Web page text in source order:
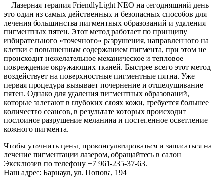
Лазерная терапия FriendlyLight NEO на сегодняшний день –
это один из самых действенных и безопасных способов для
лечения большинства пигментных образований и удаления
пигментных пятен. Этот метод работает по принципу
избирательного «точечного» разрушения, направленного на
клетки с повышенным содержанием пигмента, при этом не
происходит нежелательное механическое и тепловое
повреждение окружающих тканей. Быстрее всего этот метод
воздействует на поверхностные пигментные пятна. Уже
первая процедура вызывает почернение и отшелушивание
пятен. Однако для удаления пигментных образований,
которые залегают в глубоких слоях кожи, требуется большее
количество сеансов, в результате которых происходит
послойное разрушение меланина и постепенное осветление
кожного пигмента.
Чтобы уточнить цены, проконсультироваться и записаться на
лечение пигментации лазером, обращайтесь в салон
Эксклюзив по телефону +7 961-235-37-63.
Наш адрес: Барнаул, ул. Попова, 194